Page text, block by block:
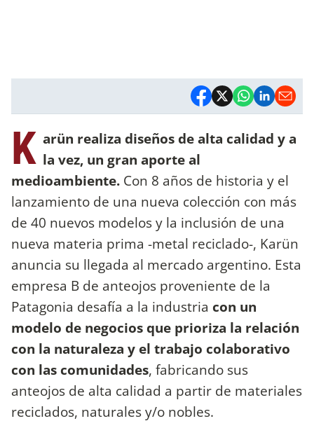
K arün realiza diseños de alta calidad y a
la vez, un gran aporte al
medioambiente. Con 8 años de historia y el
lanzamiento de una nueva colección con más
de 40 nuevos modelos y la inclusión de una
nueva materia prima -metal reciclado-, Karün
anuncia su llegada al mercado argentino. Esta
empresa B de anteojos proveniente de la
Patagonia desafía a la industria con un
modelo de negocios que prioriza la relación
con la naturaleza y el trabajo colaborativo
con las comunidades, fabricando sus
anteojos de alta calidad a partir de materiales
reciclados, naturales y/o nobles.